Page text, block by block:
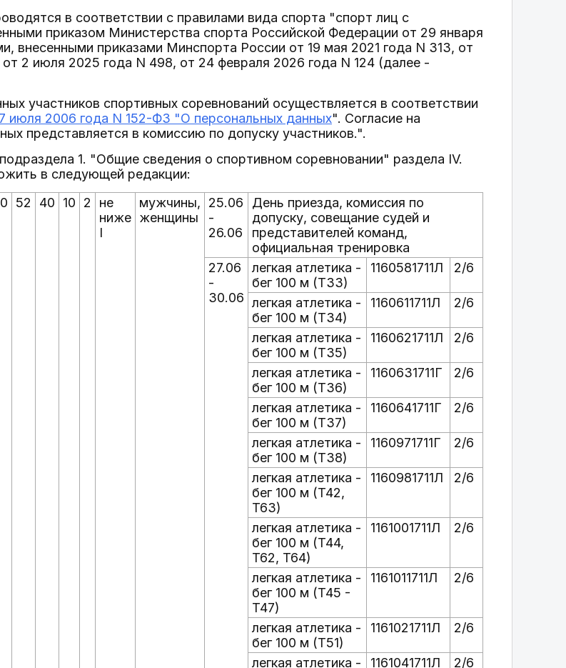
в соответствии с правилами вида спорта "спорт лиц с
приказом Министерства спорта Российской Федерации от 29 января
внесенными приказами Минспорта России от 19 мая 2021 года N 313, от
2 июля 2025 года N 498, от 24 февраля 2026 года N 124 (далее -
участников спортивных соревнований осуществляется в соответствии
июля 2006 года N 152-ФЗ "О персональных данных". Согласие на
представляется в комиссию по допуску участников.".
1. "Общие сведения о спортивном соревновании" раздела IV.
в следующей редакции:
52 40 10 2
не
ниже
I
мужчины,
женщины
25.06
-
26.06
День приезда, комиссия по
допуску, совещание судей и
представителей команд,
официальная тренировка
27.06
-
30.06
легкая атлетика -
бег 100 м (T33)
1160581711Л 2/6
легкая атлетика -
бег 100 м (T34)
1160611711Л 2/6
легкая атлетика -
бег 100 м (T35)
1160621711Л 2/6
легкая атлетика -
бег 100 м (T36)
1160631711Г 2/6
легкая атлетика -
бег 100 м (T37)
1160641711Г 2/6
легкая атлетика -
бег 100 м (T38)
1160971711Г 2/6
легкая атлетика -
бег 100 м (T42,
T63)
1160981711Л 2/6
легкая атлетика -
бег 100 м (T44,
T62, T64)
1161001711Л 2/6
легкая атлетика -
бег 100 м (T45 -
T47)
1161011711Л 2/6
легкая атлетика -
бег 100 м (T51)
1161021711Л 2/6
легкая атлетика -
1161041711Л 2/6